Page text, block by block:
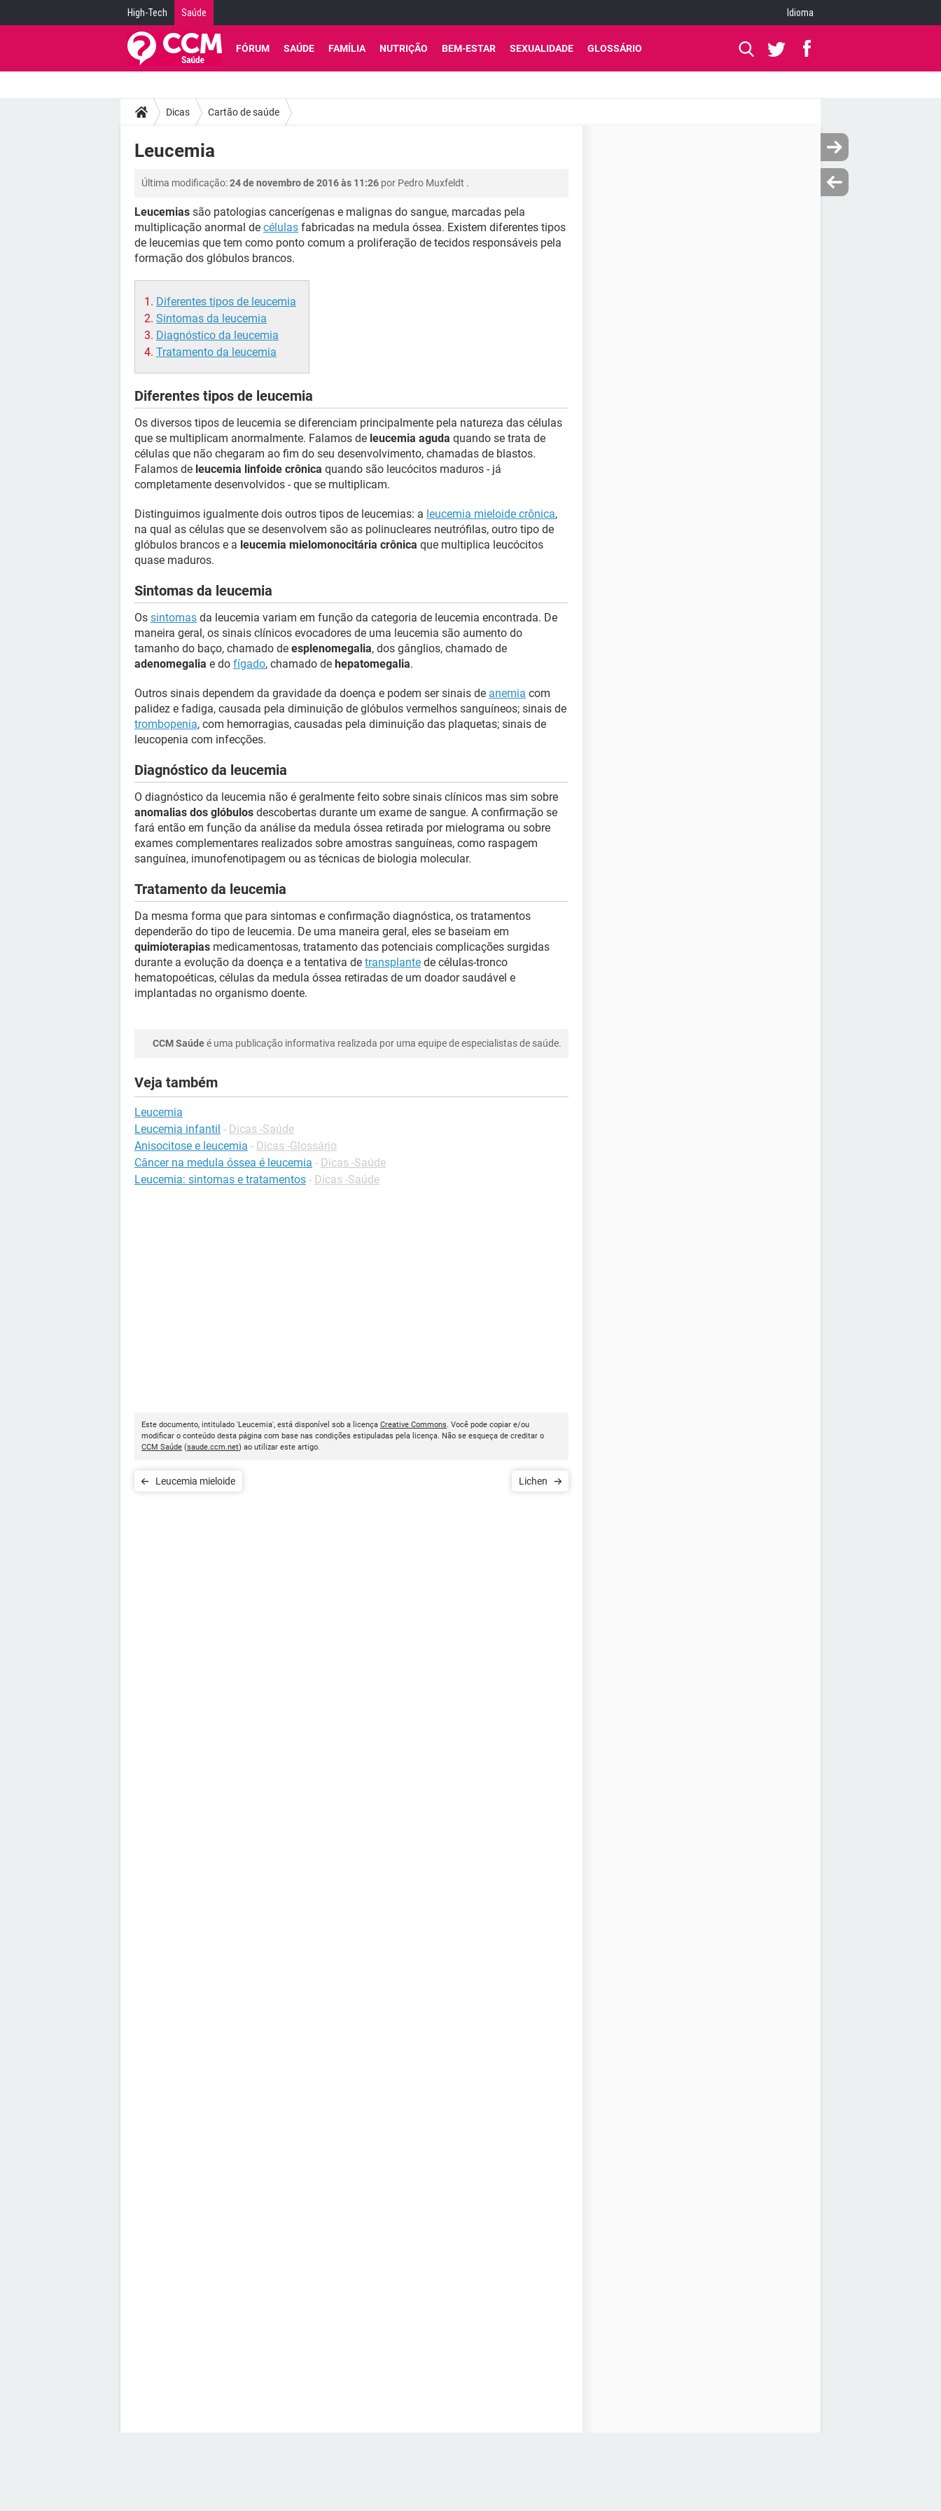
High-Tech Saúde Idioma
FÓRUM SAÚDE FAMÍLIA NUTRIÇÃO BEM-ESTAR SEXUALIDADE GLOSSÁRIO
Dicas Cartão de saúde
Leucemia
Última modificação:24 de novembro de 2016 às 11:26 por Pedro Muxfeldt .
Leucemias são patologias cancerígenas e malignas do sangue, marcadas pela
multiplicação anormal de células fabricadas na medula óssea. Existem diferentes tipos
de leucemias que tem como ponto comum a proliferação de tecidos responsáveis pela
formação dos glóbulos brancos.
Diferentes tipos de leucemia
Sintomas da leucemia
Diagnóstico da leucemia
Tratamento da leucemia
Diferentes tipos de leucemia
Os diversos tipos de leucemia se diferenciam principalmente pela natureza das células
que se multiplicam anormalmente. Falamos de leucemia aguda quando se trata de
células que não chegaram ao fim do seu desenvolvimento, chamadas de blastos.
Falamos de leucemia linfoide crônica quando são leucócitos maduros - já
completamente desenvolvidos - que se multiplicam.
Distinguimos igualmente dois outros tipos de leucemias: a leucemia mieloide crônica,
na qual as células que se desenvolvem são as polinucleares neutrófilas, outro tipo de
glóbulos brancos e a leucemia mielomonocitária crônica que multiplica leucócitos
quase maduros.
Sintomas da leucemia
Os sintomas da leucemia variam em função da categoria de leucemia encontrada. De
maneira geral, os sinais clínicos evocadores de uma leucemia são aumento do
tamanho do baço, chamado de esplenomegalia, dos gânglios, chamado de
adenomegalia e do fígado, chamado de hepatomegalia.
Outros sinais dependem da gravidade da doença e podem ser sinais de anemia com
palidez e fadiga, causada pela diminuição de glóbulos vermelhos sanguíneos; sinais de
trombopenia, com hemorragias, causadas pela diminuição das plaquetas; sinais de
leucopenia com infecções.
Diagnóstico da leucemia
O diagnóstico da leucemia não é geralmente feito sobre sinais clínicos mas sim sobre
anomalias dos glóbulos descobertas durante um exame de sangue. A confirmação se
fará então em função da análise da medula óssea retirada por mielograma ou sobre
exames complementares realizados sobre amostras sanguíneas, como raspagem
sanguínea, imunofenotipagem ou as técnicas de biologia molecular.
Tratamento da leucemia
Da mesma forma que para sintomas e confirmação diagnóstica, os tratamentos
dependerão do tipo de leucemia. De uma maneira geral, eles se baseiam em
quimioterapias medicamentosas, tratamento das potenciais complicações surgidas
durante a evolução da doença e a tentativa de transplante de células-tronco
hematopoéticas, células da medula óssea retiradas de um doador saudável e
implantadas no organismo doente.
CCM Saúdeé uma publicação informativa realizada por uma equipe de especialistas de saúde.
Veja também
Leucemia
Leucemia infantil - Dicas -Saúde
Anisocitose e leucemia - Dicas -Glossário
Câncer na medula óssea é leucemia - Dicas -Saúde
Leucemia: sintomas e tratamentos - Dicas -Saúde
Este documento, intitulado 'Leucemia', está disponível sob a licença Creative Commons. Você pode copiar e/ou
modificar o conteúdo desta página com base nas condições estipuladas pela licença. Não se esqueça de creditar o
CCM Saúde (saude.ccm.net) ao utilizar este artigo.
Leucemia mieloide Lichen